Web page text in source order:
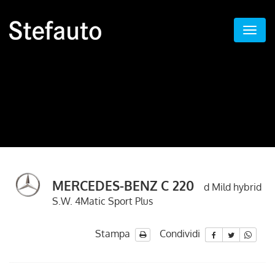
MERCEDES-BENZ C 220
d Mild hybrid
S.W. 4Matic Sport Plus
Stampa Condividi